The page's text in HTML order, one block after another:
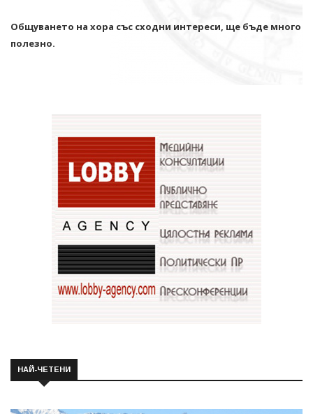
Общуването на хора със сходни интереси, ще бъде много
полезно.
НАЙ-ЧЕТЕНИ